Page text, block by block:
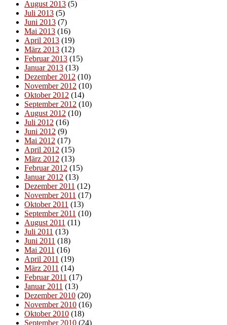
August 2013 (5)
Juli 2013 (5)
Juni 2013 (7)
Mai 2013 (16)
April 2013 (19)
März 2013 (12)
Februar 2013 (15)
Januar 2013 (13)
Dezember 2012 (10)
November 2012 (10)
Oktober 2012 (14)
September 2012 (10)
August 2012 (10)
Juli 2012 (16)
Juni 2012 (9)
Mai 2012 (17)
April 2012 (15)
März 2012 (13)
Februar 2012 (15)
Januar 2012 (13)
Dezember 2011 (12)
November 2011 (17)
Oktober 2011 (13)
September 2011 (10)
August 2011 (11)
Juli 2011 (13)
Juni 2011 (18)
Mai 2011 (16)
April 2011 (19)
März 2011 (14)
Februar 2011 (17)
Januar 2011 (13)
Dezember 2010 (20)
November 2010 (16)
Oktober 2010 (18)
September 2010 (24)